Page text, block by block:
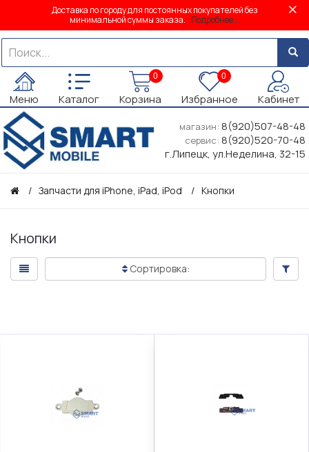
Доставка по городу для постоянных покупателей без
минимальной суммы заказа. Подробнее...
Меню Каталог
0
Корзина
0
Избранное Кабинет
магазин: 8(920)507-48-48
сервис: 8(920)520-70-48
г.Липецк, ул.Неделина, 32-15
Запчасти для iPhone, iPad, iPod Кнопки
Кнопки
Сортировка: